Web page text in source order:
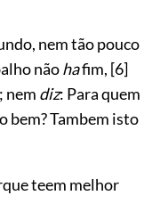
nem tão pouco
nãohafim, [6]
nem diz: Para quem
bem? Tambem isto
teem melhor